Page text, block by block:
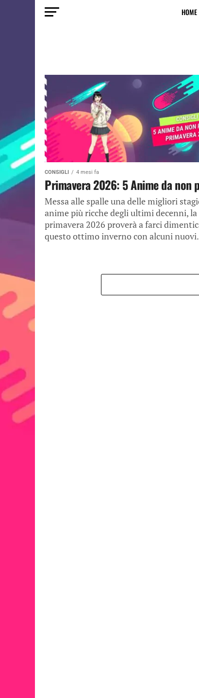
HOME
CONSIGLI 4 mesi fa
Primavera 2026: 5 Anime da non
Messa alle spalle una delle migliori
anime più ricche degli ultimi decenni, la
primavera 2026 proverà a farci
questo ottimo inverno con alcuni